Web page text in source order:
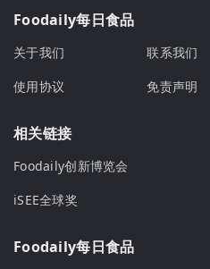
Foodaily每日食品
关于我们 联系我们
使用协议
免责声明
相关链接
Foodaily创新博览会
iSEE全球奖
Foodaily每日食品